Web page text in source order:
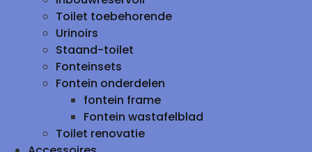
Toilet toebehorende
Urinoirs
Staand-toilet
Fonteinsets
Fontein onderdelen
fontein frame
Fontein wastafelblad
Toilet renovatie